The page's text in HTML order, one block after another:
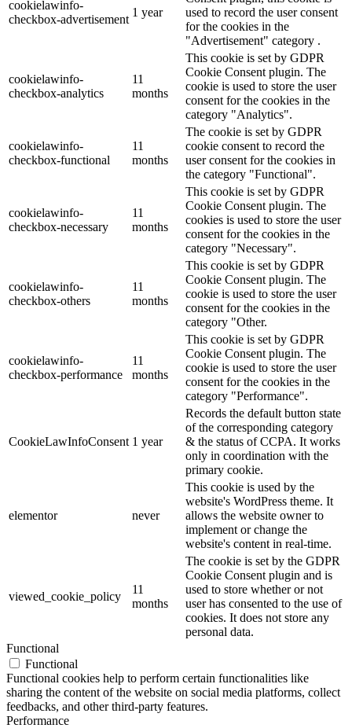
cookielawinfo-
checkbox-advertisement
1 year
used to record the user consent
for the cookies in the
"Advertisement" category .
cookielawinfo-
checkbox-analytics
11
months
This cookie is set by GDPR
Cookie Consent plugin. The
cookie is used to store the user
consent for the cookies in the
category "Analytics".
cookielawinfo-
checkbox-functional
11
months
The cookie is set by GDPR
cookie consent to record the
user consent for the cookies in
the category "Functional".
cookielawinfo-
checkbox-necessary
11
months
This cookie is set by GDPR
Cookie Consent plugin. The
cookies is used to store the user
consent for the cookies in the
category "Necessary".
cookielawinfo-
checkbox-others
11
months
This cookie is set by GDPR
Cookie Consent plugin. The
cookie is used to store the user
consent for the cookies in the
category "Other.
cookielawinfo-
checkbox-performance
11
months
This cookie is set by GDPR
Cookie Consent plugin. The
cookie is used to store the user
consent for the cookies in the
category "Performance".
CookieLawInfoConsent 1 year
Records the default button state
of the corresponding category
& the status of CCPA. It works
only in coordination with the
primary cookie.
elementor never
This cookie is used by the
website's WordPress theme. It
allows the website owner to
implement or change the
website's content in real-time.
viewed_cookie_policy
11
months
The cookie is set by the GDPR
Cookie Consent plugin and is
used to store whether or not
user has consented to the use of
cookies. It does not store any
personal data.
Functional
Functional
Functional cookies help to perform certain functionalities like
sharing the content of the website on social media platforms, collect
feedbacks, and other third-party features.
Performance